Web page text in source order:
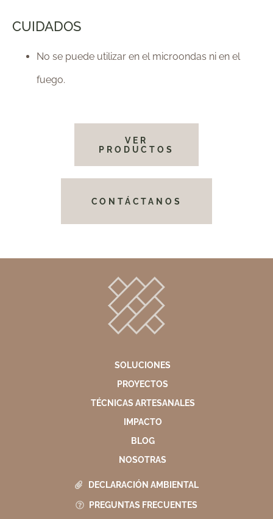
CUIDADOS
No se puede utilizar en el microondas ni en el
fuego.
VER
PRODUCTOS
CONTÁCTANOS
SOLUCIONES
PROYECTOS
TÉCNICAS ARTESANALES
IMPACTO
BLOG
NOSOTRAS
DECLARACIÓN AMBIENTAL
PREGUNTAS FRECUENTES